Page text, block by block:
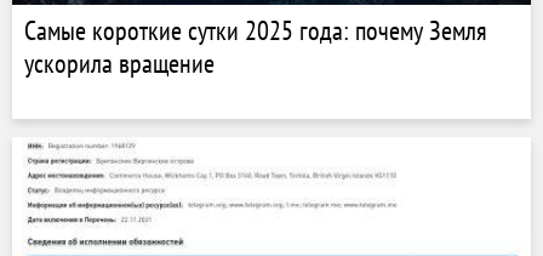
Самые короткие сутки 2025 года: почему Земля
ускорила вращение